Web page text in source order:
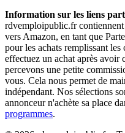
Information sur les liens
rdvemploipublic.fr
vers Amazon, en tant que
pour les achats remplissant
effectuez un achat après avoir
percevons une petite
vous. Cela nous permet de
indépendant. Nos sélections
annonceur n'achète sa place
programmes.